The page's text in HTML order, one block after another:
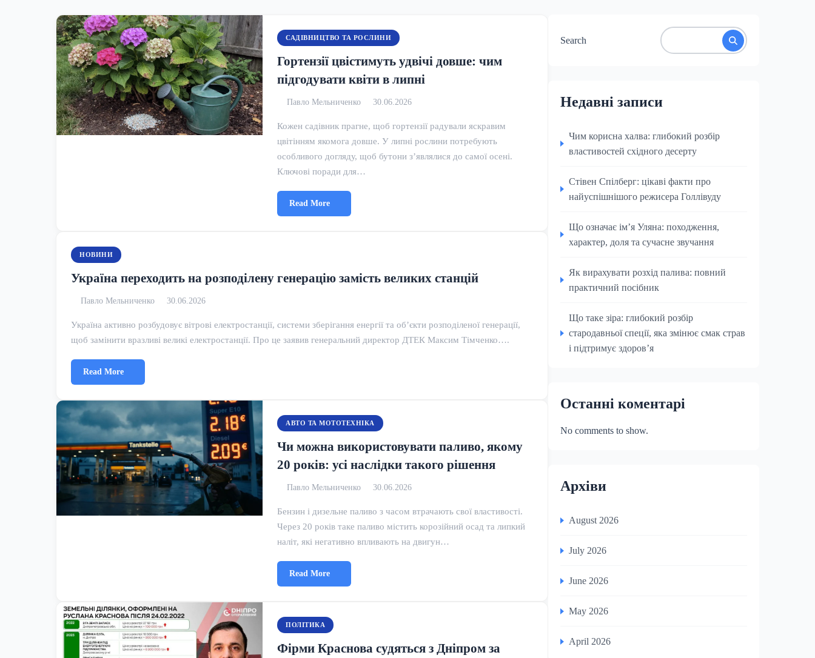
САДІВНИЦТВО ТА РОСЛИНИ
Гортензії цвістимуть удвічі довше: чим
підгодувати квіти в липні
Павло Мельниченко 30.06.2026
Кожен садівник прагне, щоб гортензії радували яскравим
цвітінням якомога довше. У липні рослини потребують
особливого догляду, щоб бутони з’являлися до самої осені.
Ключові поради для…
Read More
НОВИНИ
Україна переходить на розподілену генерацію замість великих станцій
Павло Мельниченко 30.06.2026
Україна активно розбудовує вітрові електростанції, системи зберігання енергії та об’єкти розподіленої генерації,
щоб замінити вразливі великі електростанції. Про це заявив генеральний директор ДТЕК Максим Тімченко….
Read More
АВТО ТА МОТОТЕХНІКА
Чи можна використовувати паливо, якому
20 років: усі наслідки такого рішення
Павло Мельниченко 30.06.2026
Бензин і дизельне паливо з часом втрачають свої властивості.
Через 20 років таке паливо містить корозійний осад та липкий
наліт, які негативно впливають на двигун…
Read More
ПОЛІТИКА
Фірми Краснова судяться з Дніпром за
Search
Недавні записи
Чим корисна халва: глибокий розбір
властивостей східного десерту
Стівен Спілберг: цікаві факти про
найуспішнішого режисера Голлівуду
Що означає ім’я Уляна: походження,
характер, доля та сучасне звучання
Як вирахувати розхід палива: повний
практичний посібник
Що таке зіра: глибокий розбір
стародавньої спеції, яка змінює смак страв
і підтримує здоров’я
Останні коментарі
No comments to show.
Архіви
August 2026
July 2026
June 2026
May 2026
April 2026